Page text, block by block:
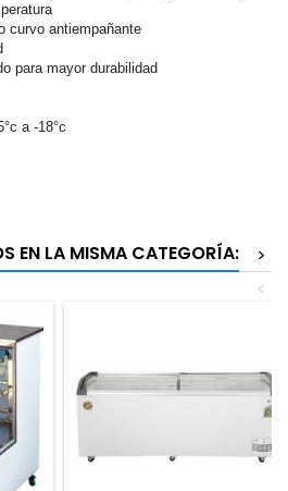
curvo antiempañante
para mayor durabilidad
a -18°c
EN LA MISMA CATEGORÍA:
>
<